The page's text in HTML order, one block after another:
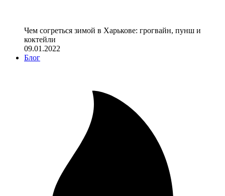
Чем согреться зимой в Харькове: грогвайн, пунш и
коктейли
09.01.2022
Блог